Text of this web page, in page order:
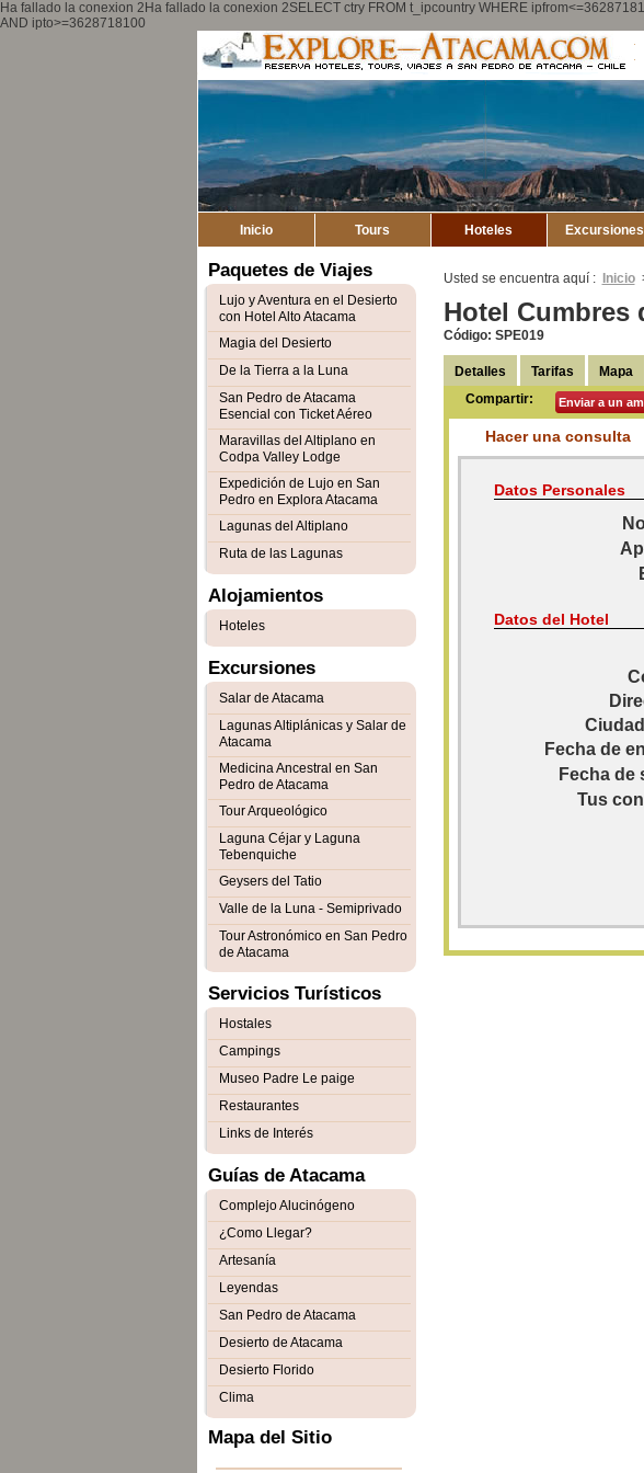
Ha fallado la conexion 2Ha fallado la conexion 2SELECT ctry FROM t_ipcountry WHERE
AND ipto>=3628718100
Inicio Tours Hoteles Excursiones
Usted se encuentra aquí : Inicio
Hotel Cumbres
Código: SPE019
Detalles Tarifas Mapa
Compartir:
Enviar a un
Hacer una consulta
Datos Personales
Datos del Hotel
Fecha de
Fecha de
Tus
Paquetes de Viajes
Lujo y Aventura en el Desierto
con Hotel Alto Atacama
Magia del Desierto
De la Tierra a la Luna
San Pedro de Atacama
Esencial con Ticket Aéreo
Maravillas del Altiplano en
Codpa Valley Lodge
Expedición de Lujo en San
Pedro en Explora Atacama
Lagunas del Altiplano
Ruta de las Lagunas
Alojamientos
Hoteles
Excursiones
Salar de Atacama
Lagunas Altiplánicas y Salar de
Atacama
Medicina Ancestral en San
Pedro de Atacama
Tour Arqueológico
Laguna Céjar y Laguna
Tebenquiche
Geysers del Tatio
Valle de la Luna - Semiprivado
Tour Astronómico en San Pedro
de Atacama
Servicios Turísticos
Hostales
Campings
Museo Padre Le paige
Restaurantes
Links de Interés
Guías de Atacama
Complejo Alucinógeno
¿Como Llegar?
Artesanía
Leyendas
San Pedro de Atacama
Desierto de Atacama
Desierto Florido
Clima
Mapa del Sitio